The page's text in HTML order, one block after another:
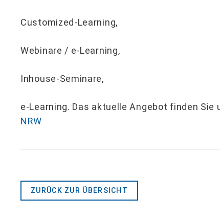
Customized-Learning,
Webinare / e-Learning,
Inhouse-Seminare,
e-Learning. Das aktuelle Angebot finden Sie
NRW
ZURÜCK ZUR ÜBERSICHT